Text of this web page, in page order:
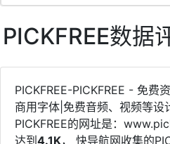
PICKFREE数据
PICKFREE-PICKFREE - 免费
商用字体|免费音频、视频等设
PICKFREE的网址是：
达到4.1K， 快导航网收集的